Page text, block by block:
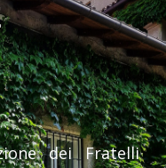
dei Fratelli